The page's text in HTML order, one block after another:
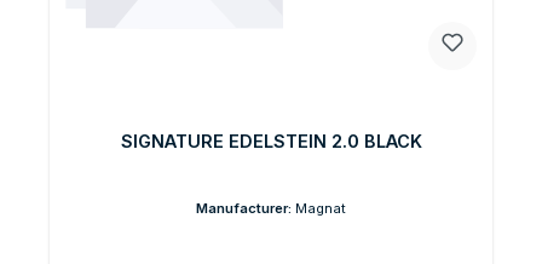
SIGNATURE EDELSTEIN 2.0 BLACK
Manufacturer: Magnat